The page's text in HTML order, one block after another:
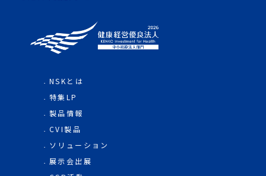
NSKとは
特集LP
製品情報
CVI製品
ソリューション
展示会出展